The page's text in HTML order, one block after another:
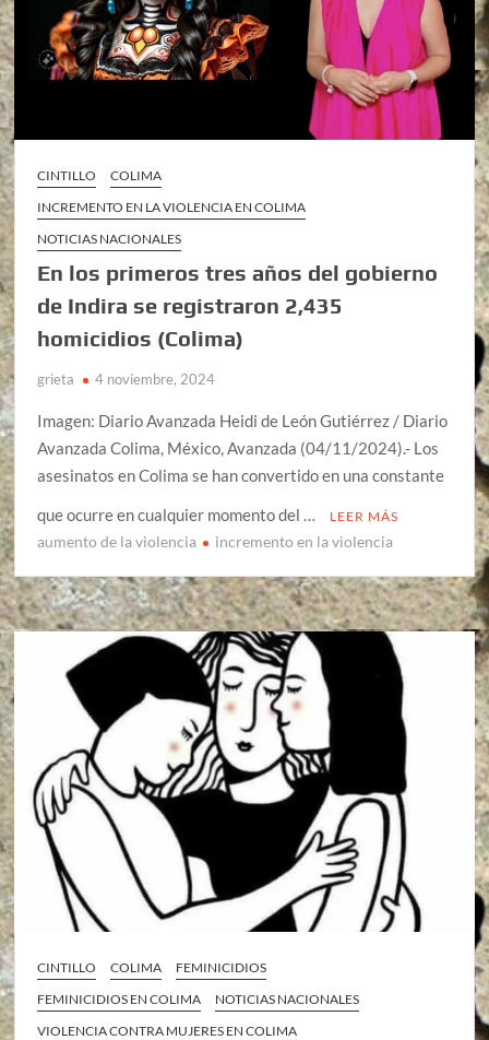
CINTILLO
COLIMA
INCREMENTO EN LA VIOLENCIA EN COLIMA
NOTICIAS NACIONALES
En los primeros tres años del gobierno
de Indira se registraron 2,435
homicidios (Colima)
grieta 4 noviembre, 2024
Imagen: Diario Avanzada Heidi de León Gutiérrez / Diario
Avanzada Colima, México, Avanzada (04/11/2024).- Los
asesinatos en Colima se han convertido en una constante
que ocurre en cualquier momento del …
LEER MÁS
aumento de la violencia incremento en la violencia
CINTILLO COLIMA
FEMINICIDIOS
FEMINICIDIOS EN COLIMA
NOTICIAS NACIONALES
VIOLENCIA CONTRA MUJERES EN COLIMA